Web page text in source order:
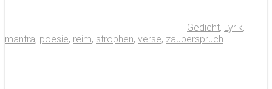
Gedicht, Lyrik,
mantra, poesie, reim, strophen, verse, zauberspruch